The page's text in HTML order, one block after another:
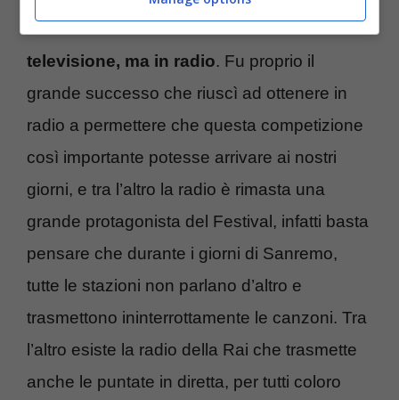
televisione, ma in radio. Fu proprio il
grande successo che riuscì ad ottenere in
radio a permettere che questa competizione
così importante potesse arrivare ai nostri
giorni, e tra l’altro la radio è rimasta una
grande protagonista del Festival, infatti basta
pensare che durante i giorni di Sanremo,
tutte le stazioni non parlano d’altro e
trasmettono ininterrottamente le canzoni. Tra
l’altro esiste la radio della Rai che trasmette
anche le puntate in diretta, per tutti coloro